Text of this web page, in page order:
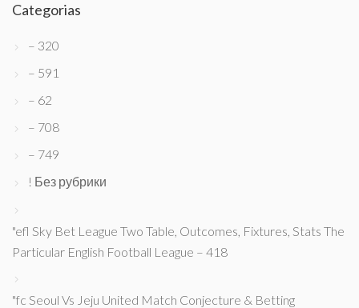
Categorias
– 320
– 591
– 62
– 708
– 749
! Без рубрики
"efl Sky Bet League Two Table, Outcomes, Fixtures, Stats The
Particular English Football League – 418
"fc Seoul Vs Jeju United Match Conjecture & Betting